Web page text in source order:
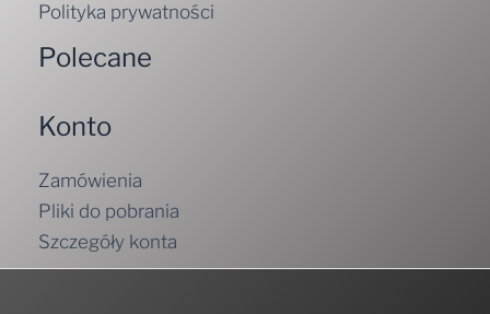
Polityka prywatności
Polecane
Konto
Zamówienia
Pliki do pobrania
Szczegóły konta